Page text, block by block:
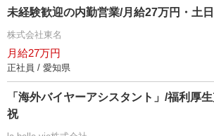
未経験歓迎の内勤営業/月給27万円・土
株式会社東名
月給27万円
正社員 / 愛知県
「海外バイヤーアシスタント」/福利厚
祝